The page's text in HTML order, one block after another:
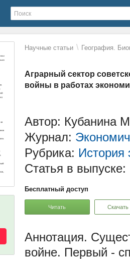
Научные статьи \ География.
Аграрный сектор
войны в работах
Автор: Кубанина
Журнал:
Рубрика: История
Статья в выпуске:
Бесплатный доступ
Читать Скачать
войне. Первый -